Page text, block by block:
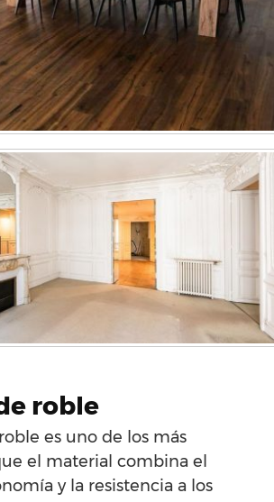
roble
es uno de los más
el material combina el
y la resistencia a los